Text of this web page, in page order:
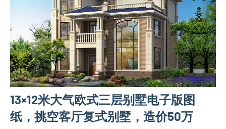
图
计
图
三
层
别
墅
设
13×12米大气欧式三层别墅电子版图
纸，挑空客厅复式别墅，造价50万